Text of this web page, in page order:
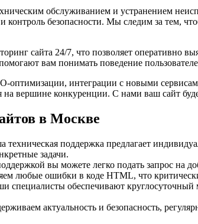
обслуживанием и устранением
контроль безопасности. Мы следим за тем,
сайта 24/7, что позволяет оперативно
вам понимать поведение
оптимизации, интеграции с новыми
вершине конкуренции. С нами ваш сайт
в Москве
поддержка предлагает
задачи.
вы можете легко подать запрос на
любые ошибки в коде HTML, что
специалисты обеспечивают круглосуточный
актуальность и безопасность,